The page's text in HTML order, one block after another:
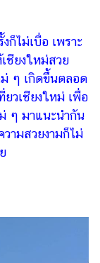
ก็ไม่เบื่อ เพราะ
ชียงใหม่สวย
ม่ ๆ เกิดขึ้นตลอด
วเชียงใหม่ เพื่อ
ๆ มาแนะนำกัน
วามสวยงามก็ไม่